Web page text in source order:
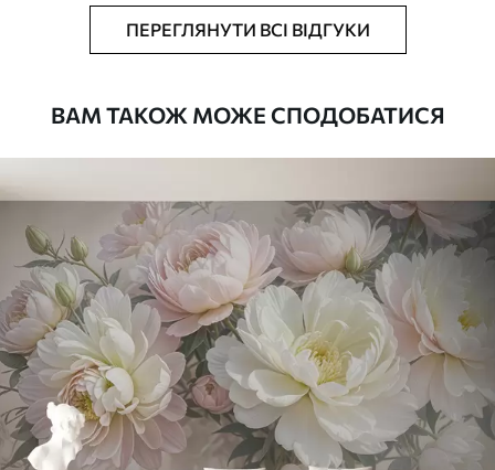
можна мити водою
Стандарт
831 499 грн/м²
Преміум
1066640грн /м²
Преміум Вініл
1216730грн /м²
ПЕРЕГЛЯНУТИ ВСІ ВІДГУКИ
ВАМ ТАКОЖ МОЖЕ СПОДОБАТИСЯ